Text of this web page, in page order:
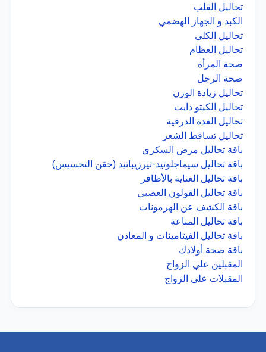
تحاليل القلب
الكبد و الجهاز الهضمي
تحاليل الكلى
تحاليل العظام
صحة المرأة
صحة الرجل
تحاليل زيادة الوزن
تحاليل الكيتو دايت
تحاليل الغدة الدرقية
تحاليل تساقط الشعر
باقة تحاليل مرض السكري
باقة تحاليل سيماجلوتيد-تيرزيباتيد (حقن التخسيس)
باقة تحاليل العناية بالأظافر
باقة تحاليل القولون العصبي
باقة الكشف عن الهرمونات
باقة تحاليل المناعة
باقة تحاليل الفيتامينات و المعادن
باقة صحة أولادك
المقبلين علي الزواج
المقبلات على الزواج